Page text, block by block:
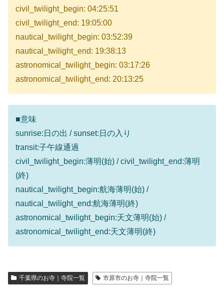
civil_twilight_begin: 04:25:51
civil_twilight_end: 19:05:00
nautical_twilight_begin: 03:52:39
nautical_twilight_end: 19:38:13
astronomical_twilight_begin: 03:17:26
astronomical_twilight_end: 20:13:25
■意味
sunrise:日の出 / sunset:日の入り
transit:子午線通過
civil_twilight_begin:薄明(始) / civil_twilight_end:薄明
(終)
nautical_twilight_begin:航海薄明(始) /
nautical_twilight_end:航海薄明(終)
astronomical_twilight_begin:天文薄明(始) /
astronomical_twilight_end:天文薄明(終)
千葉県のお寺｜寺院一覧 市原市のお寺｜寺院一覧